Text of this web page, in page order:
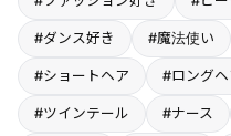
#ダンス好き #魔法使い
#ショートヘア #ロングヘ
#ツインテール #ナース